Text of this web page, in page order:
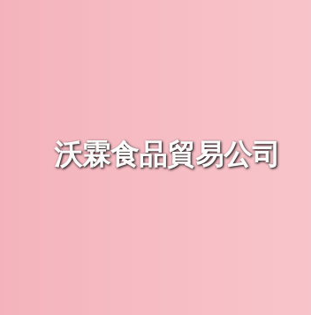
沃霖食品貿易公司